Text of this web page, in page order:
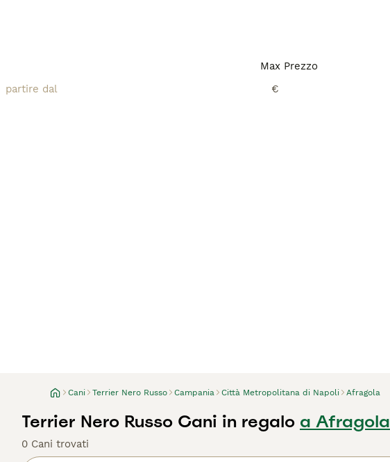
Max Prezzo
€
Cani Terrier Nero Russo Campania Città Metropolitana di Napoli Afragola
Terrier Nero Russo Cani in regalo a Afragola
0 Cani trovati